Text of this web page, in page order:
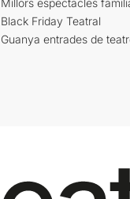
Black Friday Teatral
Guanya entrades de